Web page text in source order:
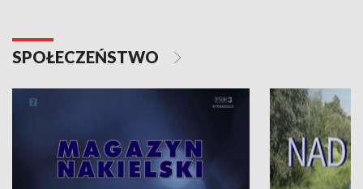
SPOŁECZEŃSTWO